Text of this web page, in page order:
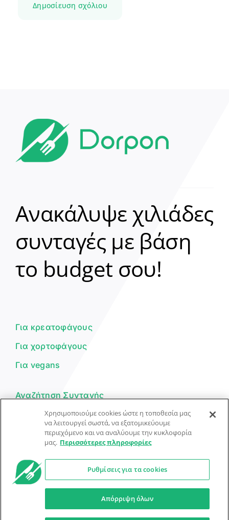
Ανακάλυψε χιλιάδες
συνταγές με βάση
το budget σου!
Για κρεατοφάγους
Για χορτοφάγους
Για vegans
Αναζήτηση Συνταγής
Υποβολή Συνταγής
Φόρμα Επικοινωνίας
© Dorpon • Μηχανή αναζήτησης για …καλοφαγάδες!
Προστασία Προσωπικών Δεδομένων Όροι Xρήσης
Ο βοηθός μπορεί να κάνει λάθη — ελέγξτε τις συνταγές.
Χρησιμοποιούμε cookies ώστε η τοποθεσία μας
να λειτουργεί σωστά, να εξατομικεύουμε
περιεχόμενο και να αναλύουμε την κυκλοφορία
μας. Περισσότερες πληροφορίες
Ρυθμίσεις για τα cookies
Απόρριψη όλων